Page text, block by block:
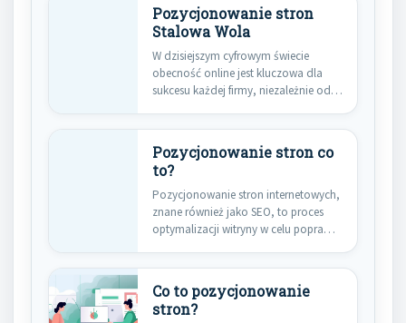
Pozycjonowanie stron
Stalowa Wola
W dzisiejszym cyfrowym świecie
obecność online jest kluczowa dla
sukcesu każdej firmy, niezależnie od
Pozycjonowanie stron co
to?
Pozycjonowanie stron internetowych,
znane również jako SEO, to proces
optymalizacji witryny w celu poprawy
Co to pozycjonowanie
stron?